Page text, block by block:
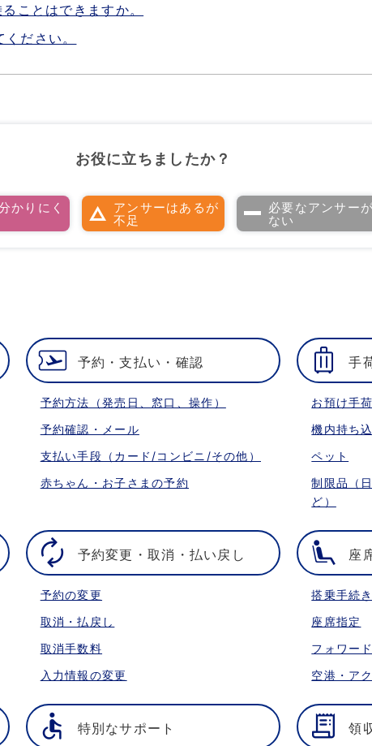
ことはできますか。
ださい。
お役に立ちましたか？
かりにく
アンサーはあるが
不足
必要なアンサーが
ない
予約・支払い・確認
予約方法（発売日、窓口、操作）
予約確認・メール
支払い手段（カード/コンビニ/その他）
赤ちゃん・お子さまの予約
手
お預け手
機内持ち
ペット
制限品（
ど）
予約変更・取消・払い戻し
予約の変更
取消・払戻し
取消手数料
入力情報の変更
座
搭乗手続
座席指定
フォワー
空港・ア
特別なサポート 領